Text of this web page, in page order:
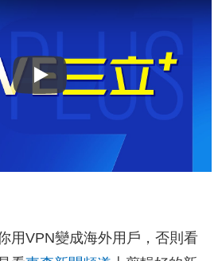
Play
用VPN變成海外用戶，否則看